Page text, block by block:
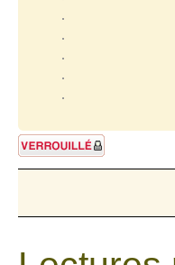
Sujet verrouillé